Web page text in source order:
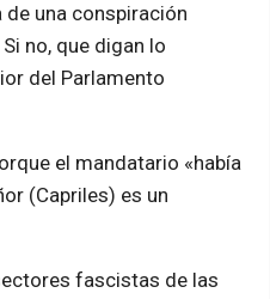
una conspiración
no, que digan lo
del Parlamento
el mandatario «había
(Capriles) es un
fascistas de las